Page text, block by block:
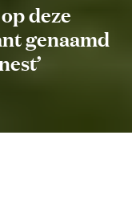
deze
genaamd